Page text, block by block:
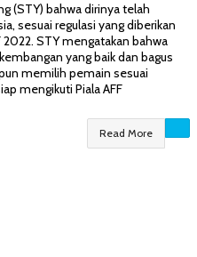
(STY) bahwa dirinya telah
sesuai regulasi yang diberikan
2022. STY mengatakan bahwa
yang baik dan bagus
memilih pemain sesuai
mengikuti Piala AFF
Read More